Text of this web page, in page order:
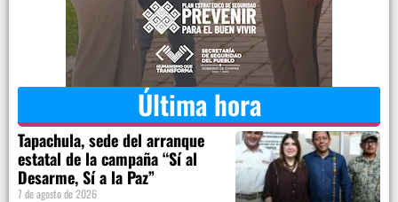
Última hora
Tapachula, sede del arranque
estatal de la campaña “Sí al
Desarme, Sí a la Paz”
7 de agosto de 2026